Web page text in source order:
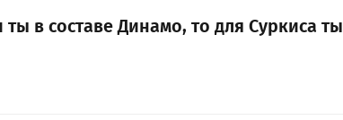
в составе Динамо, то для Суркиса ты